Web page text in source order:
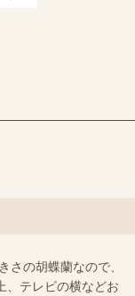
さの胡蝶蘭なので、
、テレビの横などお